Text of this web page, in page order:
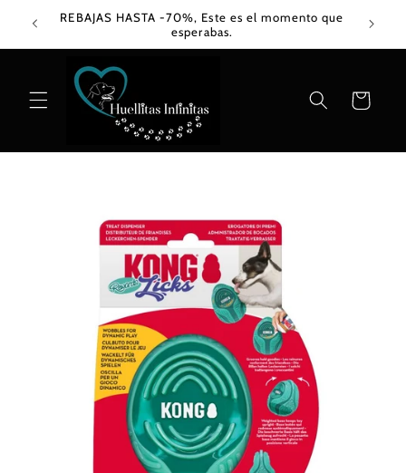
directamenteREBAJAS HASTA -70%, Este es el momento que
esperabas.
Carrito
del producto